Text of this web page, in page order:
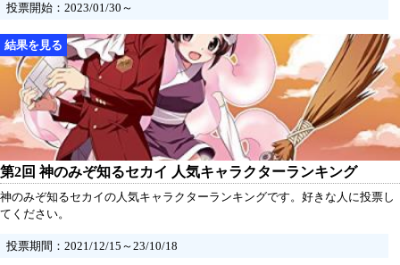
投票開始：2023/01/30～
第2回 神のみぞ知るセカイ 人気キャラクターランキング
神のみぞ知るセカイの人気キャラクターランキングです。好きな人に投票し
てください。
投票期間：2021/12/15～23/10/18